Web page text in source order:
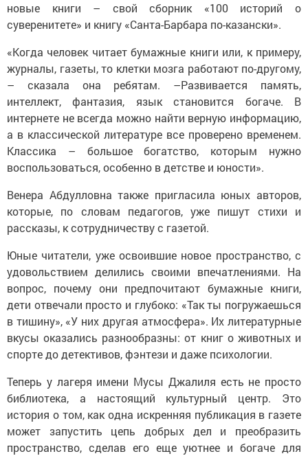
новые книги – свой сборник «100 историй о
суверенитете» и книгу «Санта-Барбара по-казански».
«Когда человек читает бумажные книги или, к примеру,
журналы, газеты, то клетки мозга работают по-другому,
– сказала она ребятам. –Развивается память,
интеллект, фантазия, язык становится богаче. В
интернете не всегда можно найти верную информацию,
а в классической литературе все проверено временем.
Классика – большое богатство, которым нужно
воспользоваться, особенно в детстве и юности».
Венера Абдулловна также пригласила юных авторов,
которые, по словам педагогов, уже пишут стихи и
рассказы, к сотрудничеству с газетой.
Юные читатели, уже освоившие новое пространство, с
удовольствием делились своими впечатлениями. На
вопрос, почему они предпочитают бумажные книги,
дети отвечали просто и глубоко: «Так ты погружаешься
в тишину», «У них другая атмосфера». Их литературные
вкусы оказались разнообразны: от книг о животных и
спорте до детективов, фэнтези и даже психологии.
Теперь у лагеря имени Мусы Джалиля есть не просто
библиотека, а настоящий культурный центр. Это
история о том, как одна искренняя публикация в газете
может запустить цепь добрых дел и преобразить
пространство, сделав его еще уютнее и богаче для